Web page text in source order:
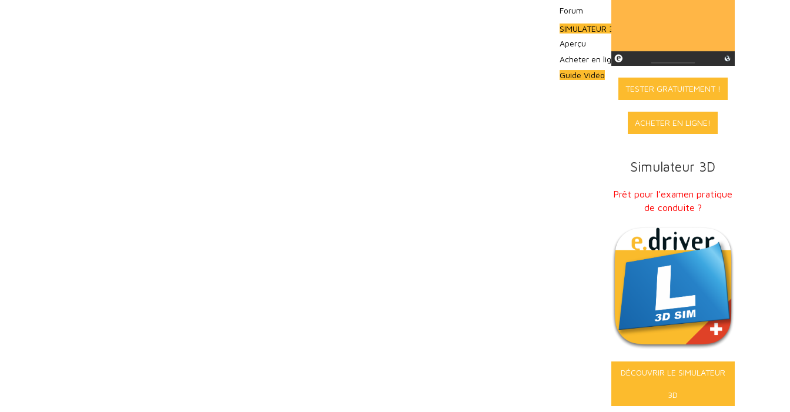
Forum
SIMULATEUR 3D
Aperçu
Acheter en ligne
Guide Vidéo
TESTER GRATUITEMENT !
ACHETER EN LIGNE!
Simulateur 3D
Prêt pour l’examen pratique
de conduite ?
DÉCOUVRIR LE SIMULATEUR
3D